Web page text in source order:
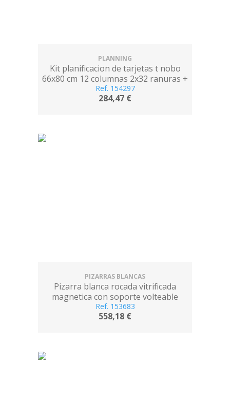
PLANNING
Kit planificacion de tarjetas t nobo
66x80 cm 12 columnas 2x32 ranuras +
500 tarjetas t nº2 colores surtidos +
100
Ref. 154297
284,47 €
PIZARRAS BLANCAS
Pizarra blanca rocada vitrificada
magnetica con soporte volteable
doble cara 90x120 cm
Ref. 153683
558,18 €